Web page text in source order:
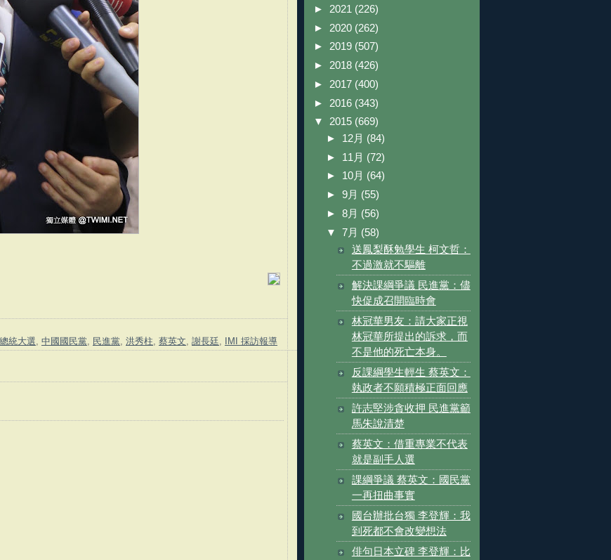
統大選 中國國民黨 民進黨 洪秀柱 蔡英文 謝長廷 IMI 採訪報導
► 2021 (226)
► 2020 (262)
► 2019 (507)
► 2018 (426)
► 2017 (400)
► 2016 (343)
▼ 2015 (669)
► 12月 (84)
► 11月 (72)
► 10月 (64)
► 9月 (55)
► 8月 (56)
▼ 7月 (58)
送鳳梨酥勉學生 柯文哲：
不過激就不驅離
解決課綱爭議 民進黨：儘
快促成召開臨時會
林冠華男友：請大家正視
林冠華所提出的訴求，而
不是他的死亡本身。
反課綱學生輕生 蔡英文：
執政者不願積極正面回應
許志堅涉貪收押 民進黨籲
馬朱說清楚
蔡英文：借重專業不代表
就是副手人選
課綱爭議 蔡英文：國民黨
一再扭曲事實
國台辦批台獨 李登輝：我
到死都不會改變想法
俳句日本立碑 李登輝：比